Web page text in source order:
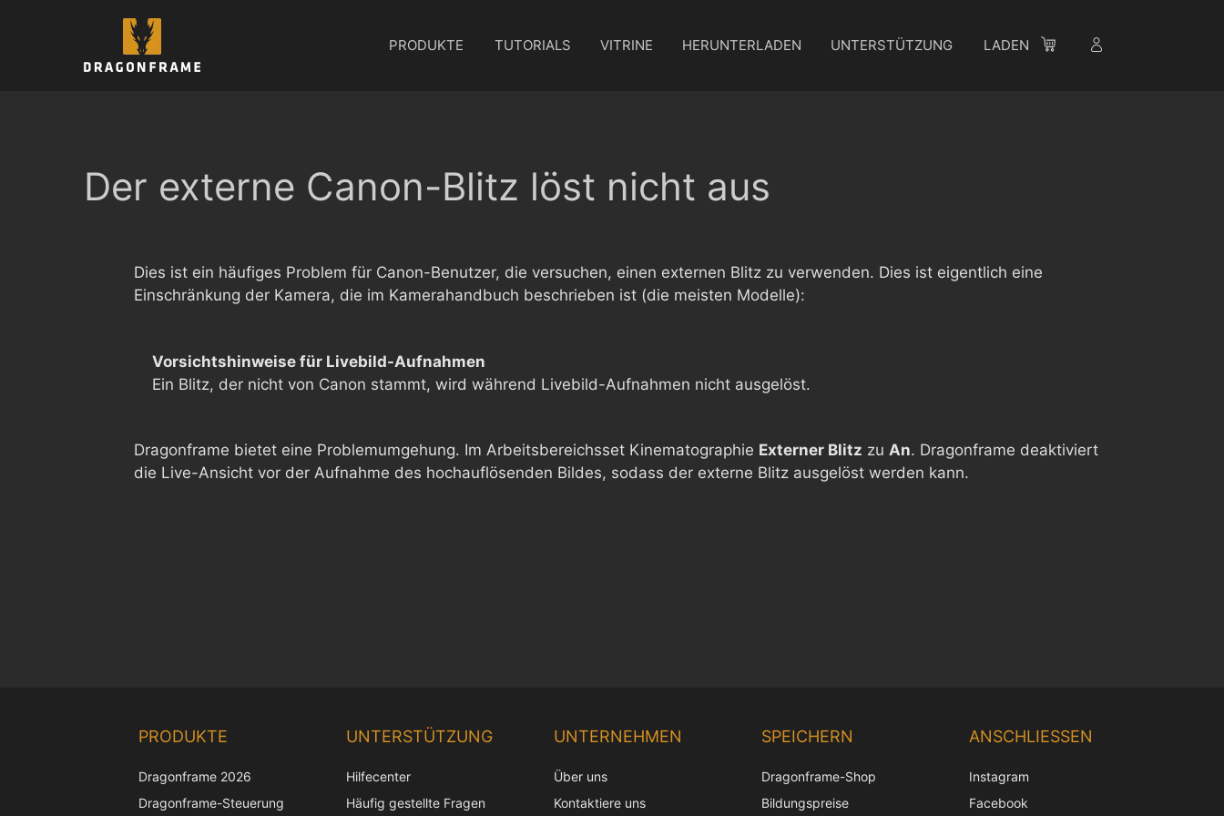
PRODUKTE TUTORIALS VITRINE HERUNTERLADEN UNTERSTÜTZUNG LADEN
Der externe Canon-Blitz löst nicht aus
Dies ist ein häufiges Problem für Canon-Benutzer, die versuchen, einen externen Blitz zu verwenden. Dies ist eigentlich eine
Einschränkung der Kamera, die im Kamerahandbuch beschrieben ist (die meisten Modelle):
Vorsichtshinweise für Livebild-Aufnahmen
Ein Blitz, der nicht von Canon stammt, wird während Livebild-Aufnahmen nicht ausgelöst.
Dragonframe bietet eine Problemumgehung. Im Arbeitsbereichsset Kinematographie Externer Blitz zu An. Dragonframe deaktiviert
die Live-Ansicht vor der Aufnahme des hochauflösenden Bildes, sodass der externe Blitz ausgelöst werden kann.
PRODUKTE
Dragonframe 2026
Dragonframe-Steuerung
UNTERSTÜTZUNG
Hilfecenter
Häufig gestellte Fragen
UNTERNEHMEN
Über uns
Kontaktiere uns
SPEICHERN
Dragonframe-Shop
Bildungspreise
ANSCHLIESSEN
Instagram
Facebook
Korean